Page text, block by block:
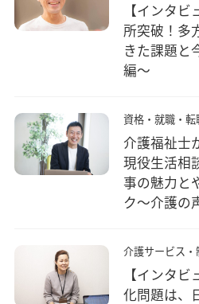
【インタ
所突破！多
きた課題
編～
資格・就職・転
介護福祉士
現役生活相
事の魅力と
ク〜介護の
介護サービス・
【インタ
化問題は、